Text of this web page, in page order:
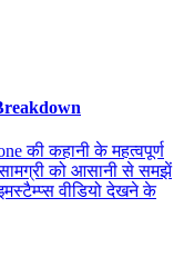
की कहानी के महत्वपूर्ण
को आसानी से समझें
वीडियो देखने के